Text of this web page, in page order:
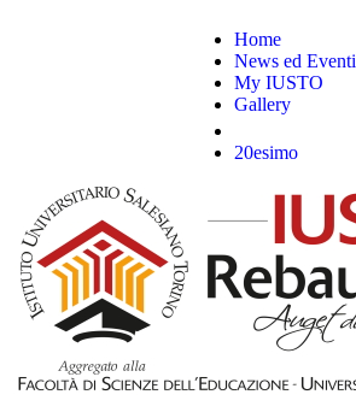
Home
News ed Eventi
My IUSTO
Gallery
20esimo